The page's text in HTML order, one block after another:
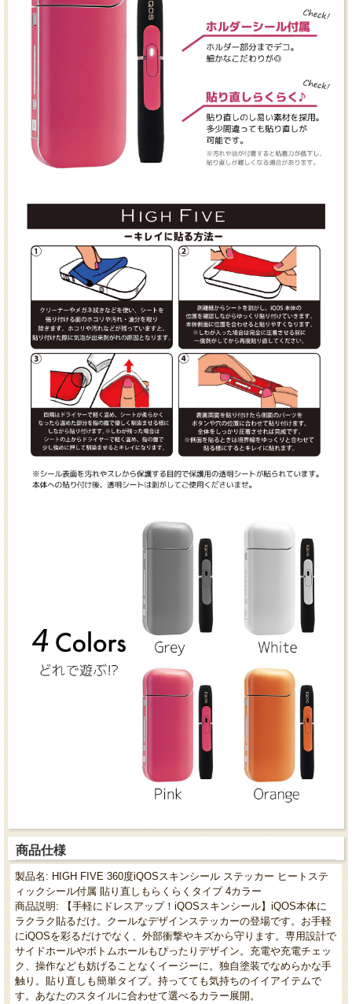
商品仕様
製品名: HIGH FIVE 360度iQOSスキンシール ステッカー ヒートステ
ィックシール付属 貼り直しもらくらくタイプ 4カラー
商品説明: 【手軽にドレスアップ！iQOSスキンシール】iQOS本体に
ラクラク貼るだけ。クールなデザインステッカーの登場です。お手軽
にiQOSを彩るだけでなく、外部衝撃やキズから守ります。専用設計で
サイドホールやボトムホールもぴったりデザイン。充電や充電チェッ
ク、操作なども妨げることなくイージーに。独自塗装でなめらかな手
触り。貼り直しも簡単タイプ。持ってても気持ちのイイアイテムで
す。あなたのスタイルに合わせて選べるカラー展開。